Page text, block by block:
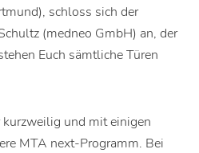
schloss sich der
(medneo GmbH) an, der
Euch sämtliche Türen
und mit einigen
MTA next-Programm. Bei